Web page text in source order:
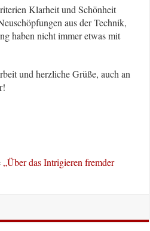
Klarheit und Schönheit
aus der Technik,
haben nicht immer etwas mit
und herzliche Grüße, auch an
„Über das Intrigieren fremder